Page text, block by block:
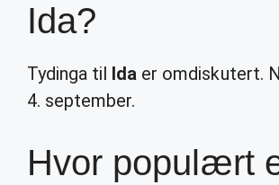
Ida?
Tydinga til Ida er omdiskutert.
4. september.
Hvor populært